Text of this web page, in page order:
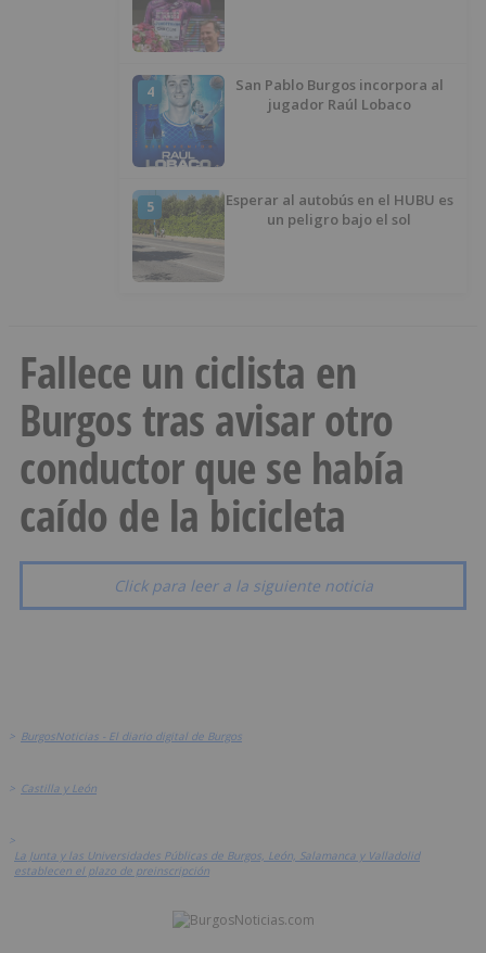
4
San Pablo Burgos incorpora al
jugador Raúl Lobaco
5
Esperar al autobús en el HUBU es
un peligro bajo el sol
Fallece un ciclista en
Burgos tras avisar otro
conductor que se había
caído de la bicicleta
Click para leer a la siguiente noticia
> BurgosNoticias - El diario digital de Burgos
> Castilla y León
>
La Junta y las Universidades Públicas de Burgos, León, Salamanca y Valladolid
establecen el plazo de preinscripción